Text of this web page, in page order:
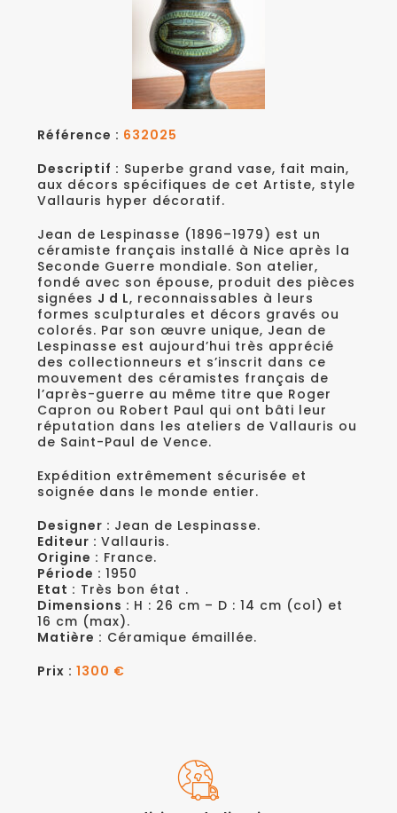
Référence : 632025
Descriptif : Superbe grand vase, fait main,
aux décors spécifiques de cet Artiste, style
Vallauris hyper décoratif.
Jean de Lespinasse (1896–1979) est un
céramiste français installé à Nice après la
Seconde Guerre mondiale. Son atelier,
fondé avec son épouse, produit des pièces
signées J d L, reconnaissables à leurs
formes sculpturales et décors gravés ou
colorés. Par son œuvre unique, Jean de
Lespinasse est aujourd’hui très apprécié
des collectionneurs et s’inscrit dans ce
mouvement des céramistes français de
l’après-guerre au même titre que Roger
Capron ou Robert Paul qui ont bâti leur
réputation dans les ateliers de Vallauris ou
de Saint-Paul de Vence.
Expédition extrêmement sécurisée et
soignée dans le monde entier.
Designer : Jean de Lespinasse.
Editeur :Vallauris.
Origine : France.
Période :1950
Etat : Très bon état .
Dimensions : H : 26 cm – D : 14 cm (col) et
16 cm (max).
Matière : Céramique émaillée.
Prix :1300 €